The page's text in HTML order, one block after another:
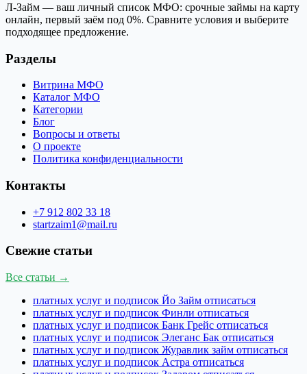
Л-Займ — ваш личный список МФО: срочные займы на карту
онлайн, первый заём под 0%. Сравните условия и выберите
подходящее предложение.
Разделы
Витрина МФО
Каталог МФО
Категории
Блог
Вопросы и ответы
О проекте
Политика конфиденциальности
Контакты
+7 912 802 33 18
startzaim1@mail.ru
Свежие статьи
Все статьи →
платных услуг и подписок Йо Займ отписаться
платных услуг и подписок Финли отписаться
платных услуг и подписок Банк Грейс отписаться
платных услуг и подписок Элеганс Бак отписаться
платных услуг и подписок Журавлик займ отписаться
платных услуг и подписок Астра отписаться